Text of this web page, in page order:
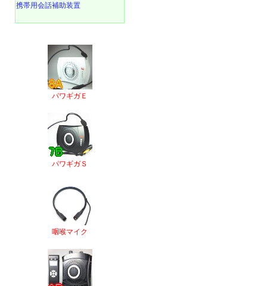
携帯用会話補助装置
パワギガＥ
パワギガＳ
咽喉マイク